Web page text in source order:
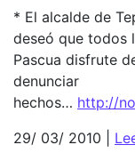
* El alcalde de
deseó que todos
Pascua disfrute
denunciar
hechos… http://
29/ 03/ 2010 |